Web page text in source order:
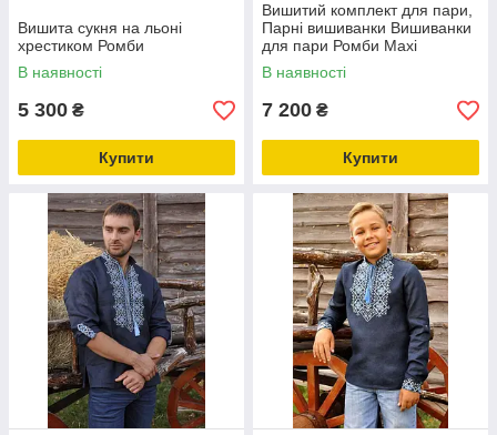
Вишита сукня на льоні
хрестиком Ромби
В наявності
5 300 ₴
Купити
Вишитий комплект для пари,
Парні вишиванки Вишиванки
для пари Ромби Махі
В наявності
7 200 ₴
Купити